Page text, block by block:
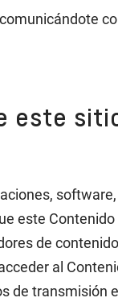
este
este
de
al
transmisión